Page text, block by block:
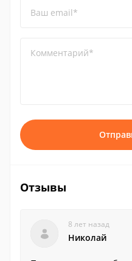
Ваш email*
Комментарий*
Отзывы
8 лет назад
Николай